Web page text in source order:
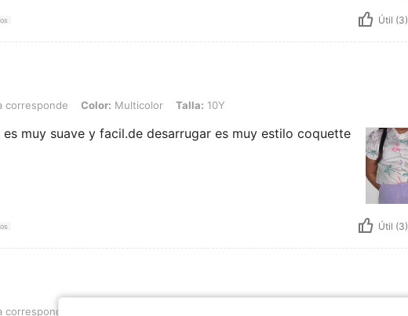
Útil (3)
Color: Multicolor, Talla: 10Y
corresponde Color: Multicolor Talla: 10Y
muy suave y facil.de desarrugar es muy estilo coquette
Útil (3)
Color: Multicolor, Talla: 12Y
corresponde